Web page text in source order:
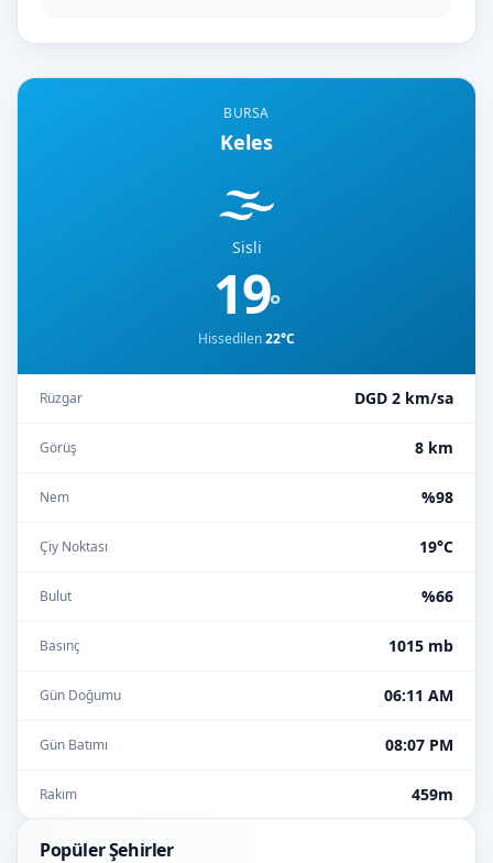
BURSA
Keles
🌫️
Sisli
19°
Hissedilen22°C
Rüzgar DGD 2 km/sa
Görüş 8 km
Nem %98
Çiy Noktası 19°C
Bulut %66
Basınç 1015 mb
Gün Doğumu 06:11 AM
Gün Batımı 08:07 PM
Rakım 459m
Popüler Şehirler